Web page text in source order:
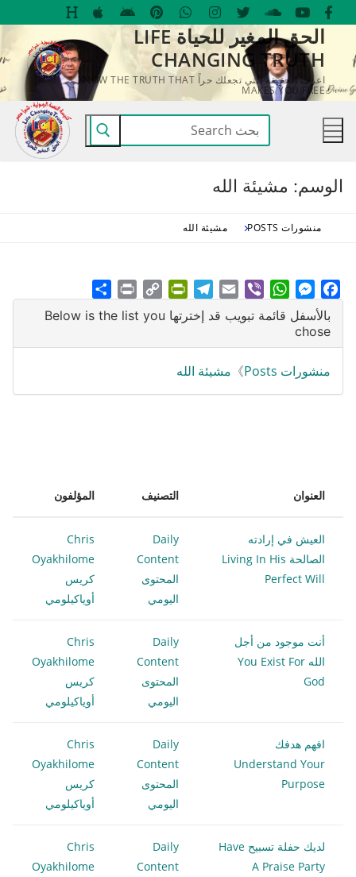
التجاوز
المحتوى
الحق المغير للحياة LIFE
CHANGING TRUTH
اعرف الحقيقة التي تجعلك حراً KNOW THE TRUTH THAT
MAKES YOU FREE
البحث
عن:
الوسم: مشيئة الله
منشورات POSTS مشيئة الله
Facebook
Messenger
WhatsApp
Email
Telegram
PrintFriendly
Copy
Link
Print
Share
بالأسفل قائمة تبويب قد إخترتها Below is the list you
chose
منشورات Posts 》 مشيئة الله
العنوان التصنيف المؤلفون
العيش في إرادته
الصالحة Living In His
Perfect Will
Daily
Content
المحتوى
اليومي
Chris
Oyakhilome
كريس
أوياكيلومي
أنت موجود من أجل
الله You Exist For
God
Daily
Content
المحتوى
اليومي
Chris
Oyakhilome
كريس
أوياكيلومي
افهم هدفك
Understand Your
Purpose
Daily
Content
المحتوى
اليومي
Chris
Oyakhilome
كريس
أوياكيلومي
لديك حفلة تسبيح Have
A Praise Party
Daily
Content
Chris
Oyakhilome